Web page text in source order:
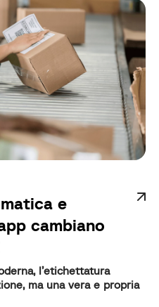
e
cambiano
l’etichettatura
ma una vera e propria